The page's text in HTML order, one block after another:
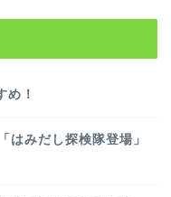
め！
はみだし探検隊登場」